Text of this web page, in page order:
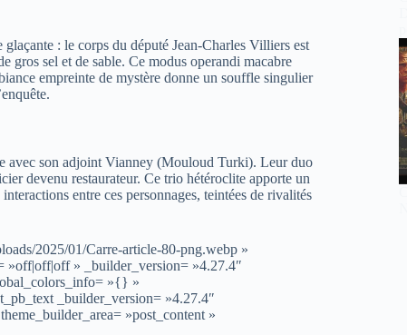
: le corps du député Jean-Charles Villiers est
gros sel et de sable. Ce modus operandi macabre
empreinte de mystère donne un souffle singulier
avec son adjoint Vianney (Mouloud Turki). Leur duo
devenu restaurateur. Ce trio hétéroclite apporte un
entre ces personnages, teintées de rivalités
2025/01/Carre-article-80-png.webp »
»off|off|off » _builder_version= »4.27.4″
»{} »
_builder_version= »4.27.4″
»post_content »